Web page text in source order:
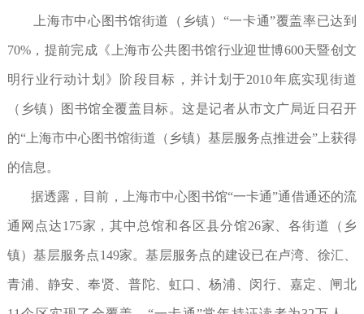
上海市中心图书馆街道（乡镇）“一卡通”覆盖率已达到
70%，提前完成《上海市公共图书馆行业迎世博600天暨创文
明行业行动计划》阶段目标，并计划于2010年底实现街道
（乡镇）图书馆全覆盖目标。这是记者从市文广局近日召开
的“上海市中心图书馆街道（乡镇）基层服务点推进会”上获得
的信息。
据透露，目前，上海市中心图书馆“一卡通”通借通还的流
通网点达175家，其中总馆和各区县分馆26家、各街道（乡
镇）基层服务点149家。基层服务点的建设已在卢湾、徐汇、
青浦、静安、奉贤、普陀、虹口、杨浦、闵行、嘉定、闸北